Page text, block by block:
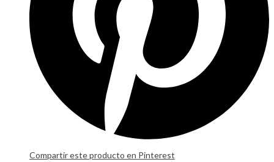
Compartir este producto en Pinterest